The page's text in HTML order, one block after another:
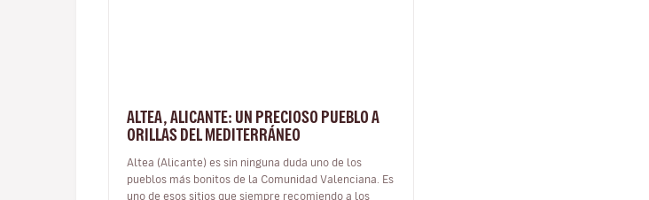
ALTEA, ALICANTE: UN PRECIOSO PUEBLO A
ORILLAS DEL MEDITERRÁNEO
Altea (Alicante) es sin ninguna duda uno de los
pueblos más bonitos de la Comunidad Valenciana. Es
uno de esos sitios que siempre recomiendo a los